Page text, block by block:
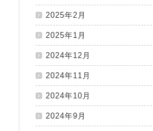
2025年2月
2025年1月
2024年12月
2024年11月
2024年10月
2024年9月